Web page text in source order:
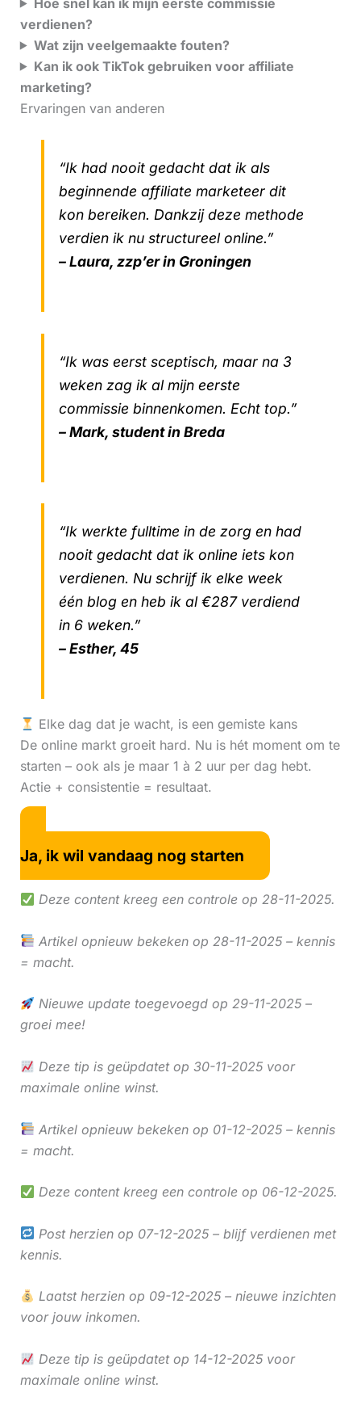
verdienen?
Wat zijn veelgemaakte fouten?
Kan ik ook TikTok gebruiken voor affiliate
marketing?
Ervaringen van anderen
“Ik had nooit gedacht dat ik als
beginnende affiliate marketeer dit
kon bereiken. Dankzij deze methode
verdien ik nu structureel online.”
– Laura, zzp’er in Groningen
“Ik was eerst sceptisch, maar na 3
weken zag ik al mijn eerste
commissie binnenkomen. Echt top.”
– Mark, student in Breda
“Ik werkte fulltime in de zorg en had
nooit gedacht dat ik online iets kon
verdienen. Nu schrijf ik elke week
één blog en heb ik al €287 verdiend
in 6 weken.”
– Esther, 45
Elke dag dat je wacht, is een gemiste kans
De online markt groeit hard. Nu is hét moment om te
starten – ook als je maar 1 à 2 uur per dag hebt.
Actie + consistentie = resultaat.
Ja, ik wil vandaag nog starten
Deze content kreeg een controle op 28-11-2025.
Artikel opnieuw bekeken op 28-11-2025 – kennis
= macht.
Nieuwe update toegevoegd op 29-11-2025 –
groei mee!
Deze tip is geüpdatet op 30-11-2025 voor
maximale online winst.
Artikel opnieuw bekeken op 01-12-2025 – kennis
= macht.
Deze content kreeg een controle op 06-12-2025.
Post herzien op 07-12-2025 – blijf verdienen met
kennis.
Laatst herzien op 09-12-2025 – nieuwe inzichten
voor jouw inkomen.
Deze tip is geüpdatet op 14-12-2025 voor
maximale online winst.